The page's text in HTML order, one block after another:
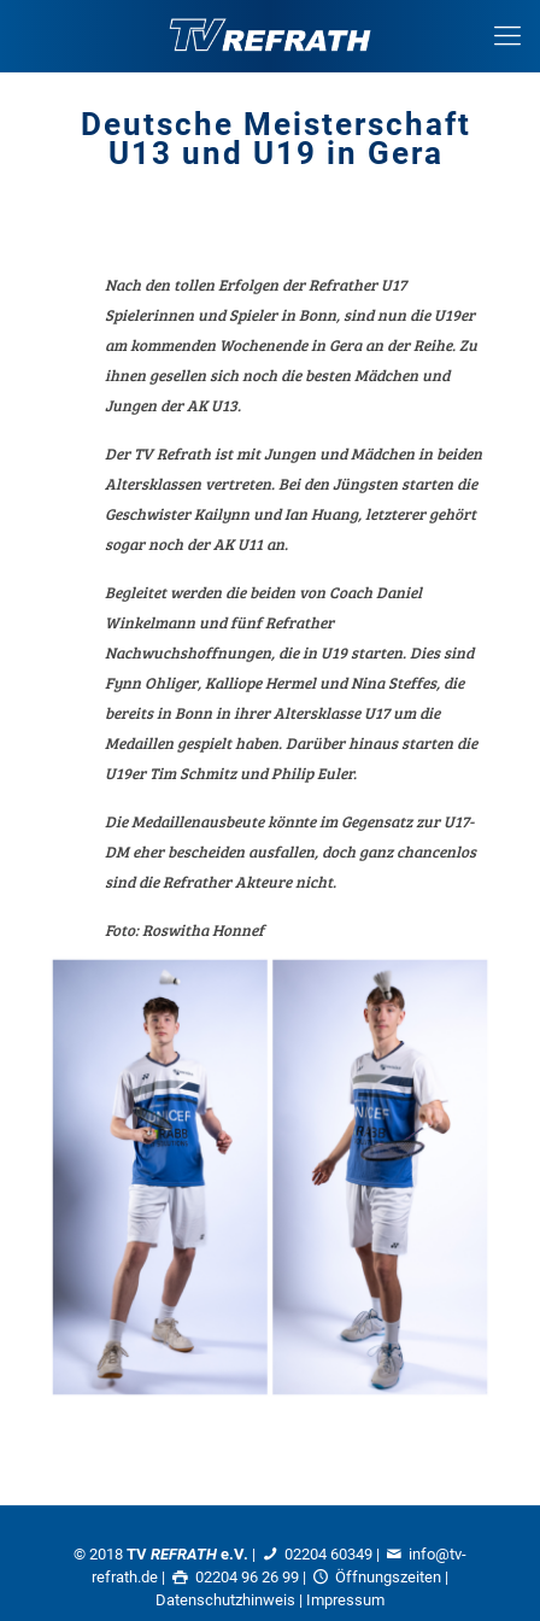
Deutsche Meisterschaft
U13 und U19 in Gera
Nach den tollen Erfolgen der Refrather U17
Spielerinnen und Spieler in Bonn, sind nun die U19er
am kommenden Wochenende in Gera an der Reihe. Zu
ihnen gesellen sich noch die besten Mädchen und
Jungen der AK U13.
Der TV Refrath ist mit Jungen und Mädchen in beiden
Altersklassen vertreten. Bei den Jüngsten starten die
Geschwister Kailynn und Ian Huang, letzterer gehört
sogar noch der AK U11 an.
Begleitet werden die beiden von Coach Daniel
Winkelmann und fünf Refrather
Nachwuchshoffnungen, die in U19 starten. Dies sind
Fynn Ohliger, Kalliope Hermel und Nina Steffes, die
bereits in Bonn in ihrer Altersklasse U17 um die
Medaillen gespielt haben. Darüber hinaus starten die
U19er Tim Schmitz und Philip Euler.
Die Medaillenausbeute könnte im Gegensatz zur U17-
DM eher bescheiden ausfallen, doch ganz chancenlos
sind die Refrather Akteure nicht.
Foto: Roswitha Honnef
© 2018 TV REFRATHe.V. | 02204 60349 |
info@tv-
refrath.de | 02204 96 26 99 | Öffnungszeiten|
Datenschutzhinweis | Impressum